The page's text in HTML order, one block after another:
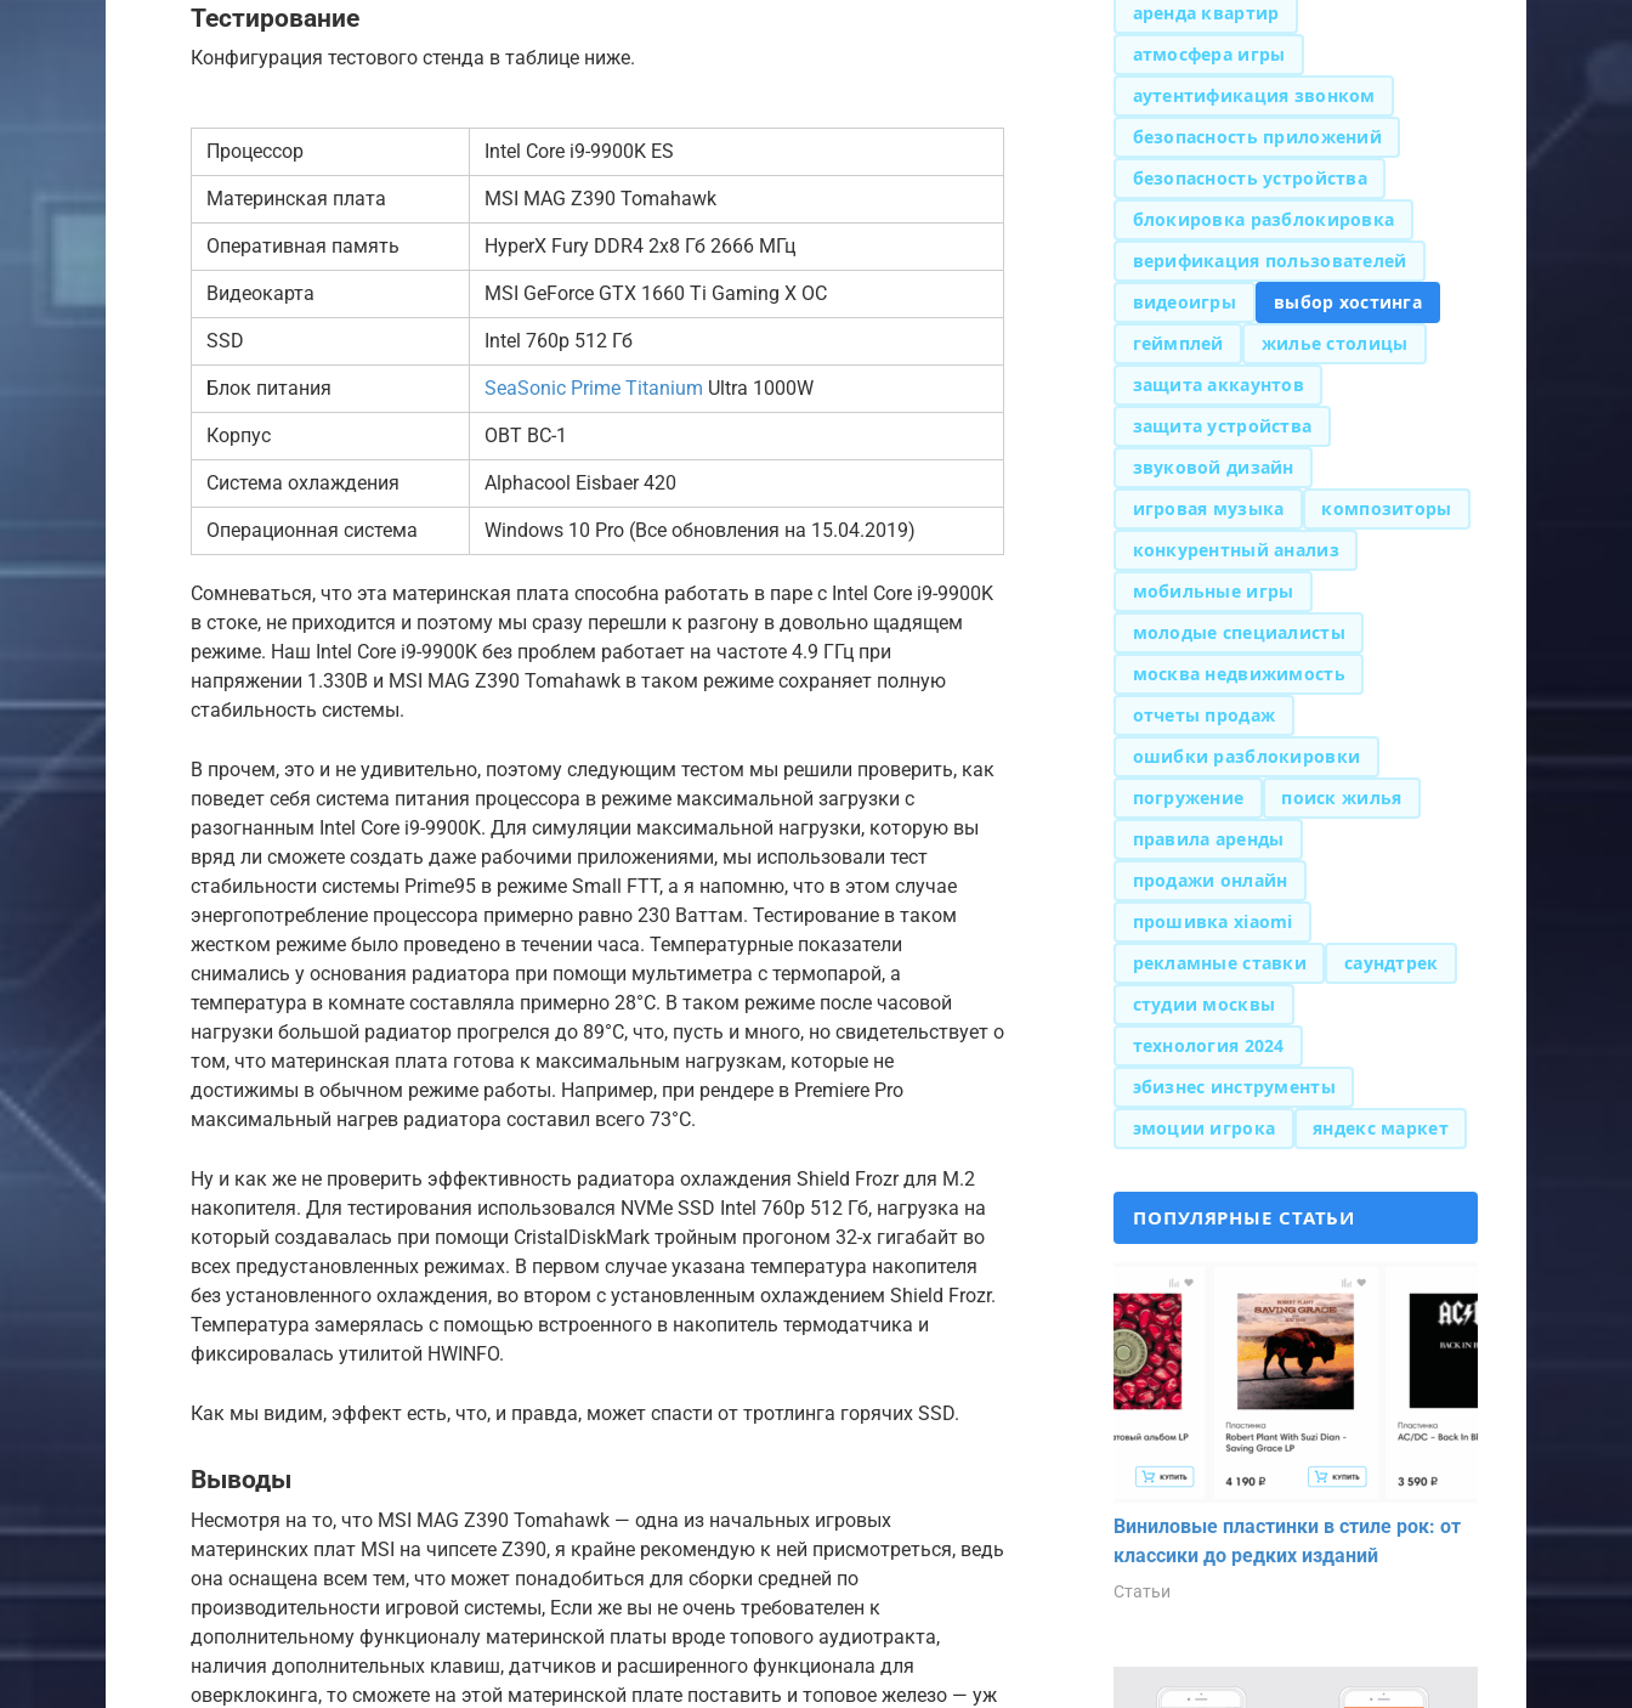
Тестирование
Конфигурация тестового стенда в таблице ниже.
Процессор Intel Core i9-9900K ES
Материнская плата MSI MAG Z390 Tomahawk
Оперативная память HyperX Fury DDR4 2х8 Гб 2666 МГц
Видеокарта MSI GeForce GTX 1660 Ti Gaming X OC
SSD Intel 760p 512 Гб
Блок питания SeaSonic Prime Titanium Ultra 1000W
Корпус OBT BC-1
Система охлаждения Alphacool Eisbaer 420
Операционная система Windows 10 Pro (Все обновления на 15.04.2019)
Сомневаться, что эта материнская плата способна работать в паре с Intel Core i9-9900K
в стоке, не приходится и поэтому мы сразу перешли к разгону в довольно щадящем
режиме. Наш Intel Core i9-9900K без проблем работает на частоте 4.9 ГГц при
напряжении 1.330В и MSI MAG Z390 Tomahawk в таком режиме сохраняет полную
стабильность системы.
В прочем, это и не удивительно, поэтому следующим тестом мы решили проверить, как
поведет себя система питания процессора в режиме максимальной загрузки с
разогнанным Intel Core i9-9900K. Для симуляции максимальной нагрузки, которую вы
вряд ли сможете создать даже рабочими приложениями, мы использовали тест
стабильности системы Prime95 в режиме Small FTT, а я напомню, что в этом случае
энергопотребление процессора примерно равно 230 Ваттам. Тестирование в таком
жестком режиме было проведено в течении часа. Температурные показатели
снимались у основания радиатора при помощи мультиметра с термопарой, а
температура в комнате составляла примерно 28°С. В таком режиме после часовой
нагрузки большой радиатор прогрелся до 89°С, что, пусть и много, но свидетельствует о
том, что материнская плата готова к максимальным нагрузкам, которые не
достижимы в обычном режиме работы. Например, при рендере в Premiere Pro
макcимальный нагрев радиатора составил всего 73°С.
Ну и как же не проверить эффективность радиатора охлаждения Shield Frozr для M.2
накопителя. Для тестирования использовался NVMe SSD Intel 760p 512 Гб, нагрузка на
который создавалась при помощи CristalDiskMark тройным прогоном 32-х гигабайт во
всех предустановленных режимах. В первом случае указана температура накопителя
без установленного охлаждения, во втором с установленным охлаждением Shield Frozr.
Температура замерялась с помощью встроенного в накопитель термодатчика и
фиксировалась утилитой HWINFO.
Как мы видим, эффект есть, что, и правда, может спасти от тротлинга горячих SSD.
Выводы
Несмотря на то, что MSI MAG Z390 Tomahawk — одна из начальных игровых
материнских плат MSI на чипсете Z390, я крайне рекомендую к ней присмотреться, ведь
она оснащена всем тем, что может понадобиться для сборки средней по
производительности игровой системы, Если же вы не очень требователен к
дополнительному функционалу материнской платы вроде топового аудиотракта,
наличия дополнительных клавиш, датчиков и расширенного функционала для
оверклокинга, то сможете на этой материнской плате поставить и топовое железо — уж
аренда квартир
атмосфера игры
аутентификация звонком
безопасность приложений
безопасность устройства
блокировка разблокировка
верификация пользователей
видеоигры
выбор хостинга
геймплей
жилье столицы
защита аккаунтов
защита устройства
звуковой дизайн
игровая музыка
композиторы
конкурентный анализ
мобильные игры
молодые специалисты
москва недвижимость
отчеты продаж
ошибки разблокировки
погружение
поиск жилья
правила аренды
продажи онлайн
прошивка xiaomi
рекламные ставки
саундтрек
студии москвы
технология 2024
эбизнес инструменты
эмоции игрока
яндекс маркет
ПОПУЛЯРНЫЕ СТАТЬИ
Виниловые пластинки в стиле рок: от
классики до редких изданий
Статьи